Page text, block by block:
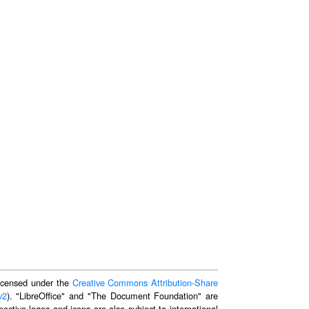
under the Creative Commons Attribution-Share
). "LibreOffice" and "The Document Foundation" are